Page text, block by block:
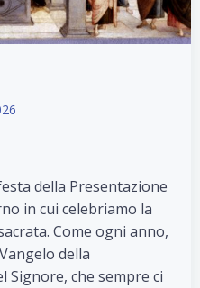
della Presentazione
in cui celebriamo la
Come ogni anno,
della
Signore, che sempre ci